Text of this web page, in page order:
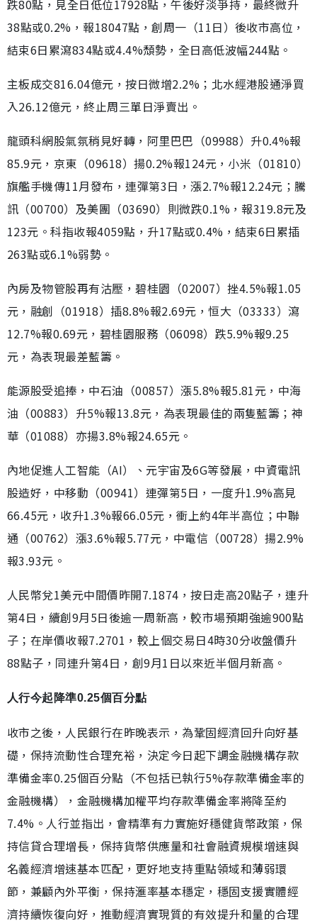
跌80點，見全日低位17928點，午後好淡爭持，最終微升
38點或0.2%，報18047點，創周一（11日）後收市高位，
結束6日累瀉834點或4.4%頹勢，全日高低波幅244點。
主板成交816.04億元，按日微增2.2%；北水經港股通淨買
入26.12億元，終止周三單日淨賣出。
龍頭科網股氣氛稍見好轉，阿里巴巴（09988）升0.4%報
85.9元，京東（09618）揚0.2%報124元，小米（01810）
旗艦手機傳11月發布，連彈第3日，漲2.7%報12.24元；騰
訊（00700）及美團（03690）則微跌0.1%，報319.8元及
123元。科指收報4059點，升17點或0.4%，結束6日累插
263點或6.1%弱勢。
內房及物管股再有沽壓，碧桂園（02007）挫4.5%報1.05
元，融創（01918）插8.8%報2.69元，恒大（03333）瀉
12.7%報0.69元，碧桂園服務（06098）跌5.9%報9.25
元，為表現最差藍籌。
能源股受追捧，中石油（00857）漲5.8%報5.81元，中海
油（00883）升5%報13.8元，為表現最佳的兩隻藍籌；神
華（01088）亦揚3.8%報24.65元。
內地促進人工智能（AI）、元宇宙及6G等發展，中資電訊
股造好，中移動（00941）連彈第5日，一度升1.9%高見
66.45元，收升1.3%報66.05元，衝上約4年半高位；中聯
通（00762）漲3.6%報5.77元，中電信（00728）揚2.9%
報3.93元。
人民幣兌1美元中間價昨開7.1874，按日走高20點子，連升
第4日，續創9月5日後逾一周新高，較市場預期強逾900點
子；在岸價收報7.2701，較上個交易日4時30分收盤價升
88點子，同連升第4日，創9月1日以來近半個月新高。
人行今起降準0.25個百分點
收市之後，人民銀行在昨晚表示，為鞏固經濟回升向好基
礎，保持流動性合理充裕，決定今日起下調金融機構存款
準備金率0.25個百分點（不包括已執行5%存款準備金率的
金融機構），金融機構加權平均存款準備金率將降至約
7.4%。人行並指出，會精準有力實施好穩健貨幣政策，保
持信貸合理增長，保持貨幣供應量和社會融資規模增速與
名義經濟增速基本匹配，更好地支持重點領域和薄弱環
節，兼顧內外平衡，保持滙率基本穩定，穩固支援實體經
濟持續恢復向好，推動經濟實現質的有效提升和量的合理